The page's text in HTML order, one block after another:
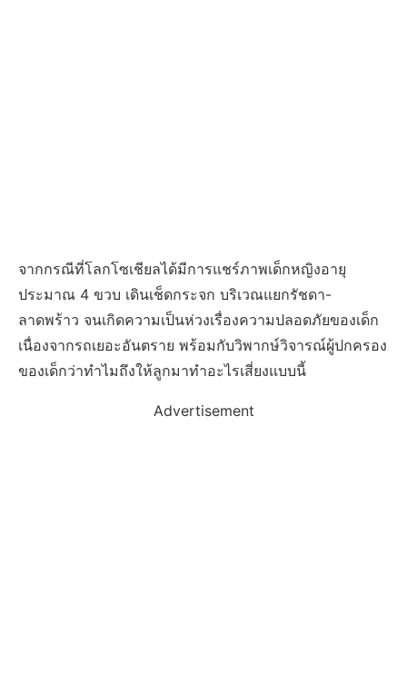
จากกรณีที่โลกโซเชียลได้มีการแชร์ภาพเด็กหญิงอายุ
ประมาณ 4 ขวบ เดินเช็ดกระจก บริเวณแยกรัชดา-
ลาดพร้าว จนเกิดความเป็นห่วงเรื่องความปลอดภัยของเด็ก
เนื่องจากรถเยอะอันตราย พร้อมกับวิพากษ์วิจารณ์ผู้ปกครอง
ของเด็กว่าทำไมถึงให้ลูกมาทำอะไรเสี่ยงแบบนี้
Advertisement